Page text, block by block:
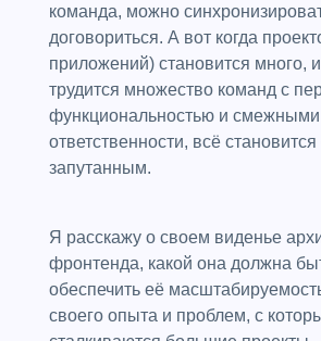
команда, можно
договориться. А вот когда
приложений) становится много,
трудится множество команд с
функциональностью и
ответственности, всё
запутанным.
Я расскажу о своем виденье архитектуры
фронтенда, какой она должна
обеспечить её
своего опыта и проблем, с